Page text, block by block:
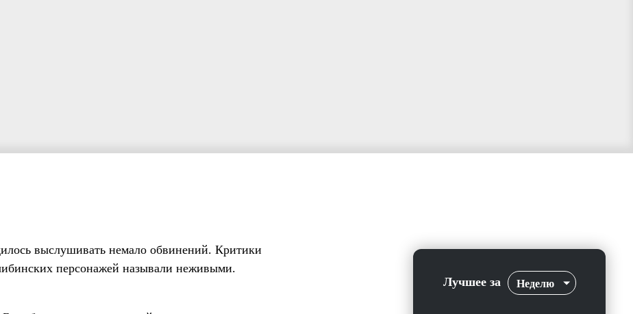
выслушивать немало обвинений. Критики
персонажей называли неживыми.
Лучшее за Неделю